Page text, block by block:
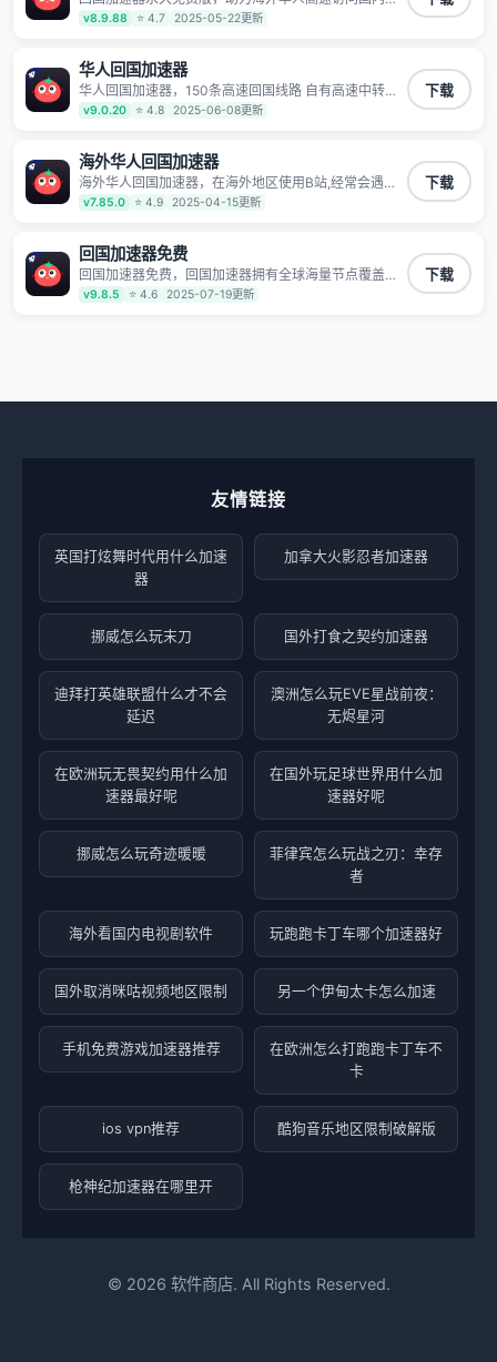
络，快速开启国内各直播平台,解决国内视频、音乐卡顿
问题；更能加速海量国服游戏，超低延迟稳定不掉线,畅
v8.9.88 ⭐ 4.7 2025-05-22更新
华人回国加速器
华人回国加速器，150条高速回国线路 自有高速中转节
点 无需注册 一键连接 提供高速线路 应用内直达视频音
乐app,快人一步 应用模式 App互不干扰 不间断的隐私保
止第三方对数据进行窃取和监听
v9.0.20 ⭐ 4.8 2025-06-08更新
下载
海外华人回国加速器
海外华人回国加速器，在海外地区使用B站,经常会遇到B
站地区版权限制/网络IP屏蔽,缓冲卡顿等问题,使用我们
的哔哩哔哩专用回国VPN,可加速解决各类网络问题,一键
服7*24小时服务。
v7.85.0 ⭐ 4.9 2025-04-15更新
下载
回国加速器免费
回国加速器免费，回国加速器拥有全球海量节点覆盖，
运营商专线不卡顿超稳定，专为海外华人和留学生打
造，帮助海外华人免除地域限制，随时高速稳定低延迟
v9.8.5 ⭐ 4.6 2025-07-19更新
下载
友情链接
英国打炫舞时代用什么加速
器
加拿大火影忍者加速器
挪威怎么玩末刀 国外打食之契约加速器
迪拜打英雄联盟什么才不会
延迟
澳洲怎么玩EVE星战前夜：
无烬星河
在欧洲玩无畏契约用什么加
速器最好呢
在国外玩足球世界用什么加
速器好呢
挪威怎么玩奇迹暖暖
菲律宾怎么玩战之刃：幸存
者
海外看国内电视剧软件 玩跑跑卡丁车哪个加速器好
国外取消咪咕视频地区限制 另一个伊甸太卡怎么加速
手机免费游戏加速器推荐
在欧洲怎么打跑跑卡丁车不
卡
ios vpn推荐 酷狗音乐地区限制破解版
枪神纪加速器在哪里开
© 2026 软件商店. All Rights Reserved.